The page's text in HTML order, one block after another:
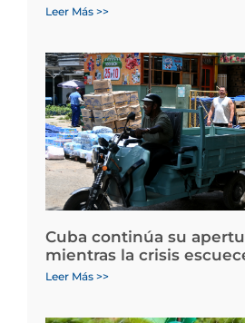
Leer Más >>
Cuba continúa su
mientras la crisis
Leer Más >>